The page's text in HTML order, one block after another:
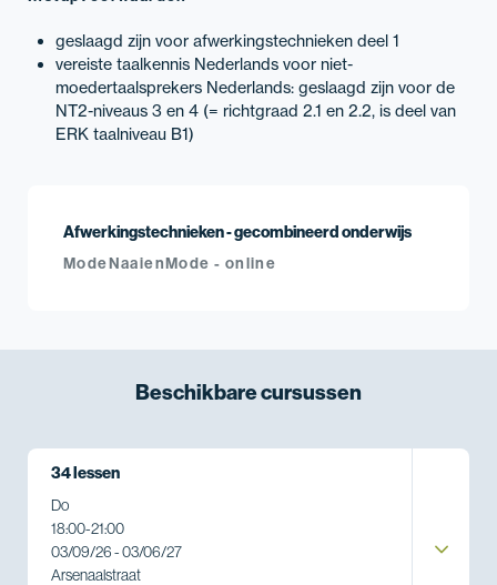
geslaagd zijn voor afwerkingstechnieken deel 1
vereiste taalkennis Nederlands voor niet-
moedertaalsprekers Nederlands: geslaagd zijn voor de
NT2-niveaus 3 en 4 (= richtgraad 2.1 en 2.2, is deel van
ERK taalniveau B1)
Afwerkingstechnieken - gecombineerd onderwijs
ModeNaaienMode - online
Beschikbarecursussen
34 lessen
Do
18:00-21:00
03/09/26 - 03/06/27
Arsenaalstraat